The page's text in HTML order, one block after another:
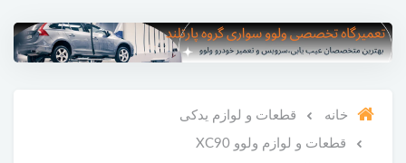
خانه قطعات و لوازم یدکی
قطعات و لوازم ولوو XC90